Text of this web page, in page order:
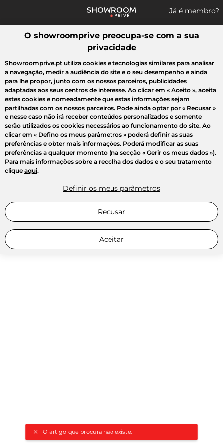
Já é membro?
Pesquisar uma marca, um artigo, uma venda...
O artigo que procura não existe.
Todas as vendas Moda Desporto Casa Criança Beleza
O showroomprive preocupa-se com a sua
privacidade
Showroomprive.pt utiliza cookies e tecnologias similares para analisar
a navegação, medir a audiência do site e o seu desempenho e ainda
para lhe propor, junto com os nossos parceiros, publicidades
adaptadas aos seus centros de interesse. Ao clicar em « Aceito », aceita
estes cookies e nomeadamente que estas informações sejam
partilhadas com os nossos parceiros. Pode ainda optar por « Recusar »
e nesse caso não irá receber conteúdos personalizados e somente
serão utilizados os cookies necessários ao funcionamento do site. Ao
clicar em « Defino os meus parâmetros » poderá definir as suas
preferências e obter mais informações. Poderá modificar as suas
preferências a qualquer momento (na secção « Gerir os meus dados »).
Para mais informações sobre a recolha dos dados e o seu tratamento
clique aqui.
Definir os meus parâmetros
Recusar
Aceitar